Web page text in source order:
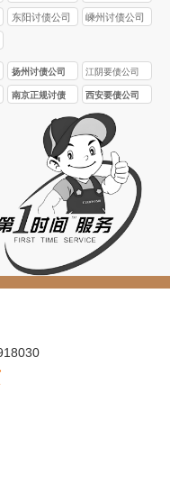
东阳讨债公司 嵊州讨债公司
扬州讨债公司 江阴要债公司
南京正规讨债
西安要债公司